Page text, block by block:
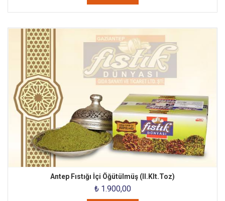
Antep Fıstığı İçi Öğütülmüş (II.Klt.Toz)
₺ 1.900,00